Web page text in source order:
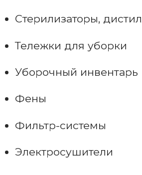
Стерилизаторы,
Тележки для уборки
Уборочный инвентарь
Фены
Фильтр-системы
Электросушители